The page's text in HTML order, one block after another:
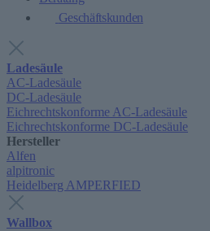
Geschäftskunden
Ladesäule
AC-Ladesäule
DC-Ladesäule
Eichrechtskonforme AC-Ladesäule
Eichrechtskonforme DC-Ladesäule
Hersteller
Alfen
alpitronic
Heidelberg AMPERFIED
Wallbox